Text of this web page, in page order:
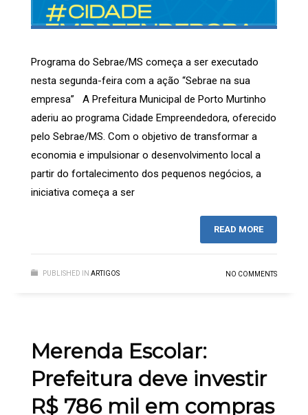
Programa do Sebrae/MS começa a ser executado
nesta segunda-feira com a ação “Sebrae na sua
empresa” A Prefeitura Municipal de Porto Murtinho
aderiu ao programa Cidade Empreendedora, oferecido
pelo Sebrae/MS. Com o objetivo de transformar a
economia e impulsionar o desenvolvimento local a
partir do fortalecimento dos pequenos negócios, a
iniciativa começa a ser
READ MORE
PUBLISHED IN ARTIGOS NO COMMENTS
Merenda Escolar:
Prefeitura deve investir
R$ 786 mil em compras